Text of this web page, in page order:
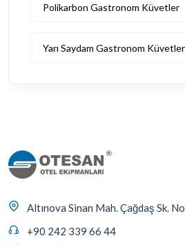
Polikarbon Gastronom Küvetler
Yarı Saydam Gastronom Küvetler
Altınova Sinan Mah. Çağdaş Sk.
+90 242 339 66 44